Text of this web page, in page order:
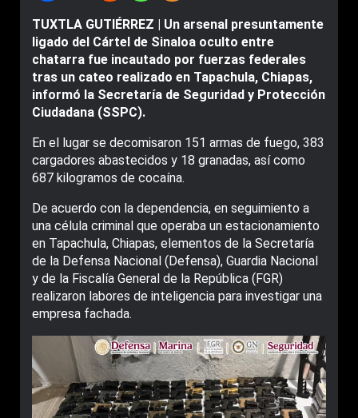
TUXTLA GUTIÉRREZ | Un arsenal presuntamente
ligado del Cártel de Sinaloa oculto entre
chatarra fue incautado por fuerzas federales
tras un cateo realizado en Tapachula, Chiapas,
informó la Secretaría de Seguridad y Protección
Ciudadana (SSPC).
En el lugar se decomisaron 151 armas de fuego, 383
cargadores abastecidos y 18 granadas, así como
687 kilogramos de cocaína.
De acuerdo con la dependencia, en seguimiento a
una célula criminal que operaba un estacionamiento
en Tapachula, Chiapas, elementos de la Secretaría
de la Defensa Nacional (Defensa), Guardia Nacional
y de la Fiscalía General de la República (FGR)
realizaron labores de inteligencia para investigar una
empresa fachada.